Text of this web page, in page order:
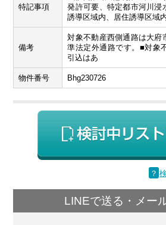
特記事項
発許可要、特定都市河川浸
誘導区域内、居住誘導区域
備考
対象不動産西側通路は大府
準法定外通路です。■対象
引込はあ
物件番号 Bhg230726
？
LINEで送る・メー